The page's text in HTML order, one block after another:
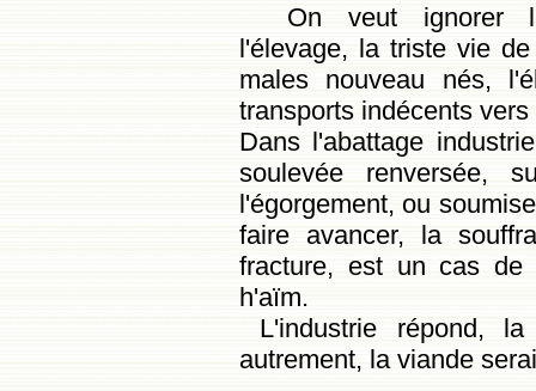
On veut ignorer
l'élevage, la triste vie
males nouveau nés,
transports indécents vers
Dans l'abattage
soulevée renversée,
l'égorgement, ou
faire avancer, la
fracture, est un cas de
h'aïm.
L'industrie répond,
autrement, la viande